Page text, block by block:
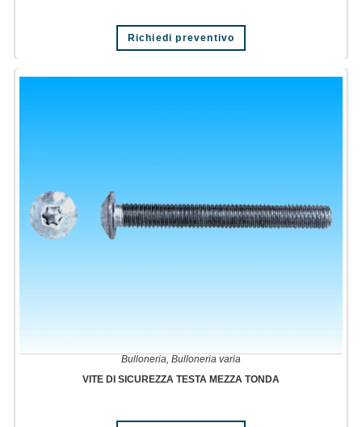
Richiedi preventivo
Questo
ha
varianti.
Bulloneria, Bulloneria varia
VITE DI SICUREZZA TESTA MEZZA TONDA